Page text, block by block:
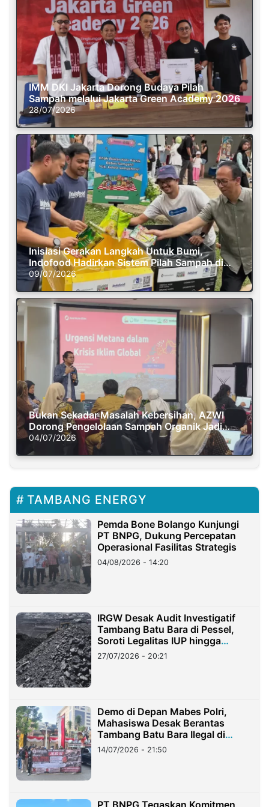
IMM DKI Jakarta Dorong Budaya Pilah
Sampah melalui Jakarta Green Academy 2026
28/07/2026
Inisiasi Gerakan Langkah Untuk Bumi,
Indofood Hadirkan Sistem Pilah Sampah di
Semasa Piknik
09/07/2026
Bukan Sekadar Masalah Kebersihan, AZWI
Dorong Pengelolaan Sampah Organik Jadi
Solusi Krisis Iklim
04/07/2026
TAMBANG ENERGY
Pemda Bone Bolango Kunjungi
PT BNPG, Dukung Percepatan
Operasional Fasilitas Strategis
04/08/2026 - 14:20
IRGW Desak Audit Investigatif
Tambang Batu Bara di Pessel,
Soroti Legalitas IUP hingga
Stockpile
27/07/2026 - 20:21
Demo di Depan Mabes Polri,
Mahasiswa Desak Berantas
Tambang Batu Bara Ilegal di
Lampung
14/07/2026 - 21:50